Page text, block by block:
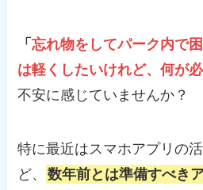
「忘れ物をしてパーク内で
は軽くしたいけれど、何が
不安に感じていませんか？
特に最近はスマホアプリの
ど、 数年前とは準備すべき